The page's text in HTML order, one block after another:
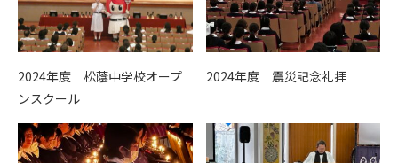
2024年度 松蔭中学校オープ
ンスクール
2024年度 震災記念礼拝